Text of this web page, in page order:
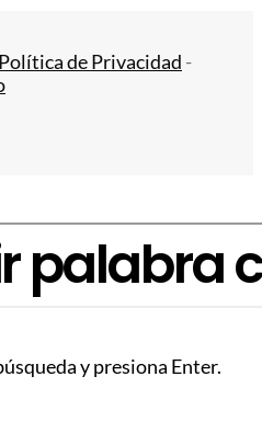
Política de Privacidad -
y presiona Enter.